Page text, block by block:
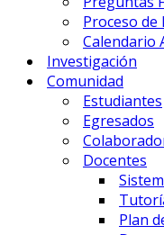
Proceso de
Calendario
Investigación
Comunidad
Estudiantes
Egresados
Docentes
Plan